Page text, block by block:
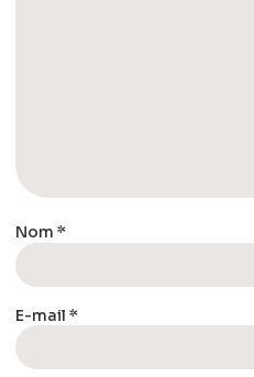
Nom *
E-mail *